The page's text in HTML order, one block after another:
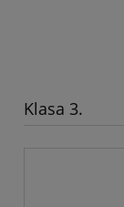
Klasa 3.